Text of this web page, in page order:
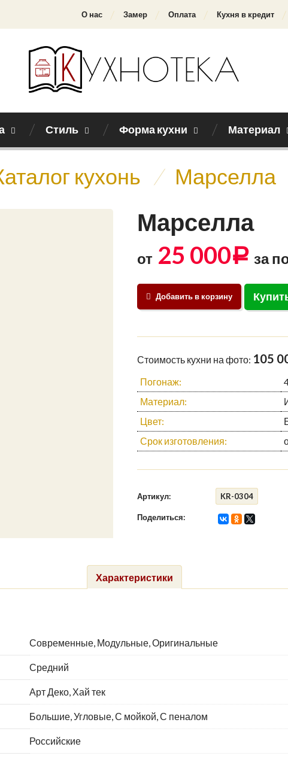
О нас Замер Оплата Кухня в кредит
Стиль Форма кухни Материал
кухонь / Марселла
Марселла
от 25 000Р за
Добавить в корзину
Стоимость кухни на фото: 105
Погонаж:
Материал:
Цвет:
Срок изготовления:
Артикул: KR-0304
Поделиться:
Характеристики
Современные, Модульные, Оригинальные
Средний
Арт Деко, Хай тек
Большие, Угловые, С мойкой, С пеналом
Российские